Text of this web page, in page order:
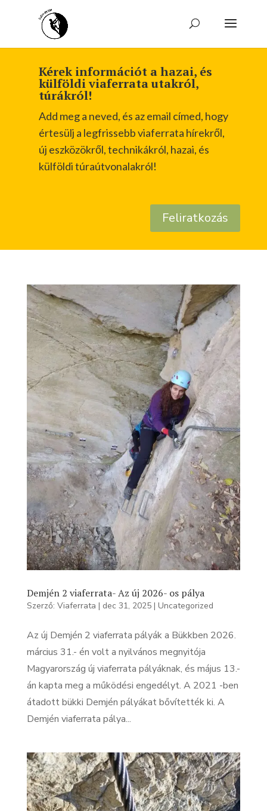
Kérek információt a hazai, és
külföldi viaferrata utakról,
túrákról!
Add meg a neved, és az email címed, hogy
értesülj a legfrissebb viaferrata hírekről,
új eszközökről, technikákról, hazai, és
külföldi túraútvonalakról!
Feliratkozás
Demjén 2 viaferrata- Az új 2026- os pálya
Szerző: Viaferrata | dec 31, 2025| Uncategorized
Az új Demjén 2 viaferrata pályák a Bükkben 2026.
március 31.- én volt a nyilvános megnyitója
Magyarország új viaferrata pályáknak, és május 13.-
án kapta meg a működési engedélyt. A 2021 -ben
átadott bükki Demjén pályákat bővítették ki. A
Demjén viaferrata pálya...